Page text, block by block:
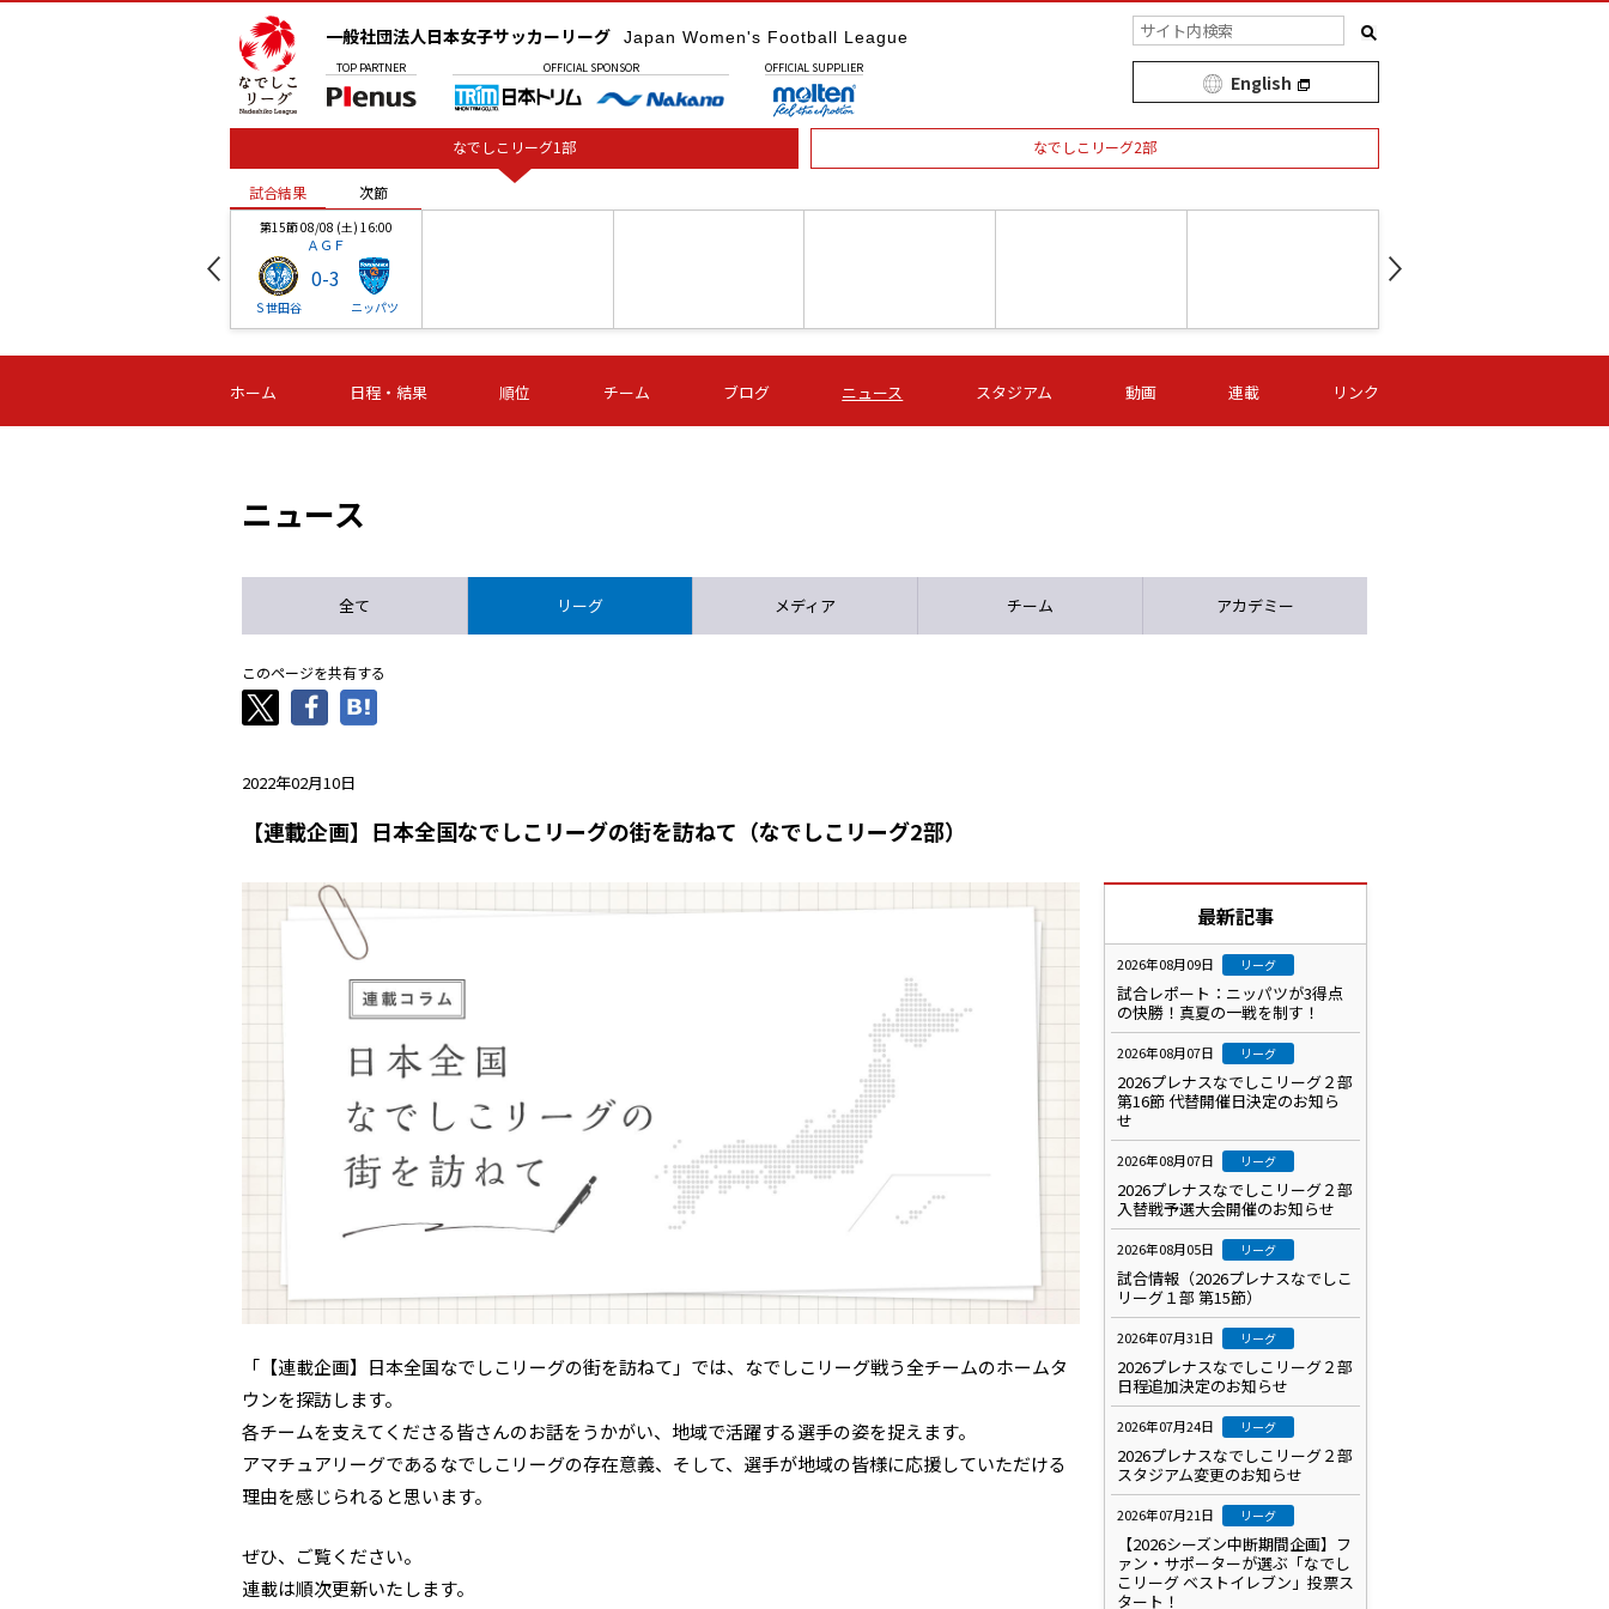
一般社団法人日本女子サッカーリーグ Japan Women's Football League
TOP PARTNER OFFICIAL SPONSOR OFFICIAL SUPPLIER
English
なでしこリーグ1部 なでしこリーグ2部
試合結果 次節
第15節 08/08 (土) 16:00
ＡＧＦ
Ｓ世田谷
0-3
ニッパツ
-
第16節 09/05 (土) 15:00
ニッパツ
-
第16節 09/05 (土) 15:00
石人の星
-
第16節 09/05 (土) 16:00
ＡＧＦ
-
いちご
-
第16節 09/06 (日) 15:00
-
第16節 09/06 (日) 15:00
- -
試合結果 次節
ホーム 日程・結果 順位 チーム ブログ ニュース スタジアム 動画 連載 リンク
ニュース
全て リーグ メディア チーム アカデミー
このページを共有する
2022年02月10日
【連載企画】日本全国なでしこリーグの街を訪ねて（なでしこリーグ2部）
「【連載企画】日本全国なでしこリーグの街を訪ねて」では、なでしこリーグ戦う全チームのホームタ
ウンを探訪します。
各チームを支えてくださる皆さんのお話をうかがい、地域で活躍する選手の姿を捉えます。
アマチュアリーグであるなでしこリーグの存在意義、そして、選手が地域の皆様に応援していただける
理由を感じられると思います。
ぜひ、ご覧ください。
連載は順次更新いたします。
最新記事
2026年08月09日 リーグ
試合レポート：ニッパツが3得点
の快勝！真夏の一戦を制す！
2026年08月07日 リーグ
2026プレナスなでしこリーグ２部
第16節 代替開催日決定のお知ら
せ
2026年08月07日 リーグ
2026プレナスなでしこリーグ２部
入替戦予選大会開催のお知らせ
2026年08月05日 リーグ
試合情報（2026プレナスなでしこ
リーグ１部 第15節）
2026年07月31日 リーグ
2026プレナスなでしこリーグ２部
日程追加決定のお知らせ
2026年07月24日 リーグ
2026プレナスなでしこリーグ２部
スタジアム変更のお知らせ
2026年07月21日 リーグ
【2026シーズン中断期間企画】フ
ァン・サポーターが選ぶ「なでし
こリーグ ベストイレブン」投票ス
タート！